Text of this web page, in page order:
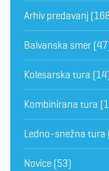
Arhiv predavanj
Balvanska smer
Kolesarska tura (14)
Kombinirana tura
Ledno-snežna tura
Novice (53)